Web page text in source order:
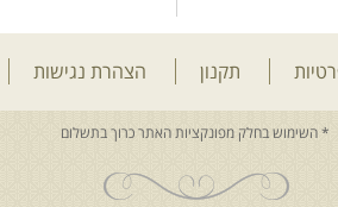
תקנון הצהרת נגישות